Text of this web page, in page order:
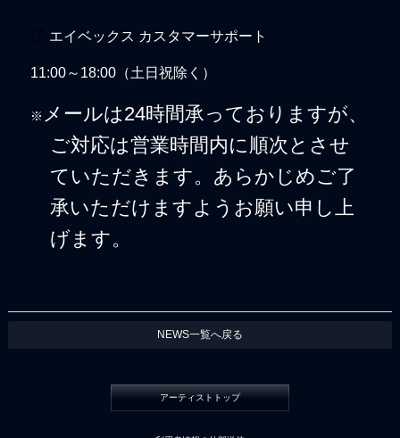
エイベックス カスタマーサポート
11:00～18:00（土日祝除く）
※ メールは24時間承っておりますが、
ご対応は営業時間内に順次とさせ
ていただきます。あらかじめご了
承いただけますようお願い申し上
げます。
NEWS一覧へ戻る
アーティストトップ